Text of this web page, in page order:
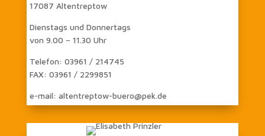
17087 Altentreptow
Dienstags und Donnertags
von 9.00 – 11.30 Uhr
Telefon: 03961 / 214745
FAX: 03961 / 2299851
e-mail: altentreptow-buero@pek.de